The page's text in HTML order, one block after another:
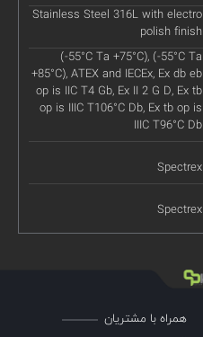
Stainless Steel 316L with electro
polish finish
(-55°C Ta +75°C), (-55°C Ta
+85°C), ATEX and IECEx, Ex db eb
op is IIC T4 Gb, Ex II 2 G D, Ex tb
op is IIIC T106°C Db, Ex tb op is
IIIC T96°C Db
Spectrex
Spectrex
همراه با مشتریان